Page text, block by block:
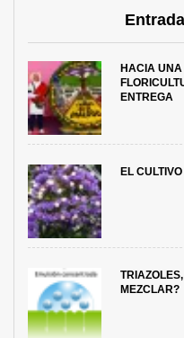
HACIA UNA
ENTREGA
EL
MEZCLAR?